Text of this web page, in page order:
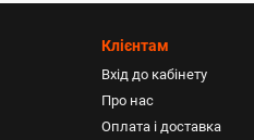
Клієнтам
Вхід до кабінету
Про нас
Оплата і доставка